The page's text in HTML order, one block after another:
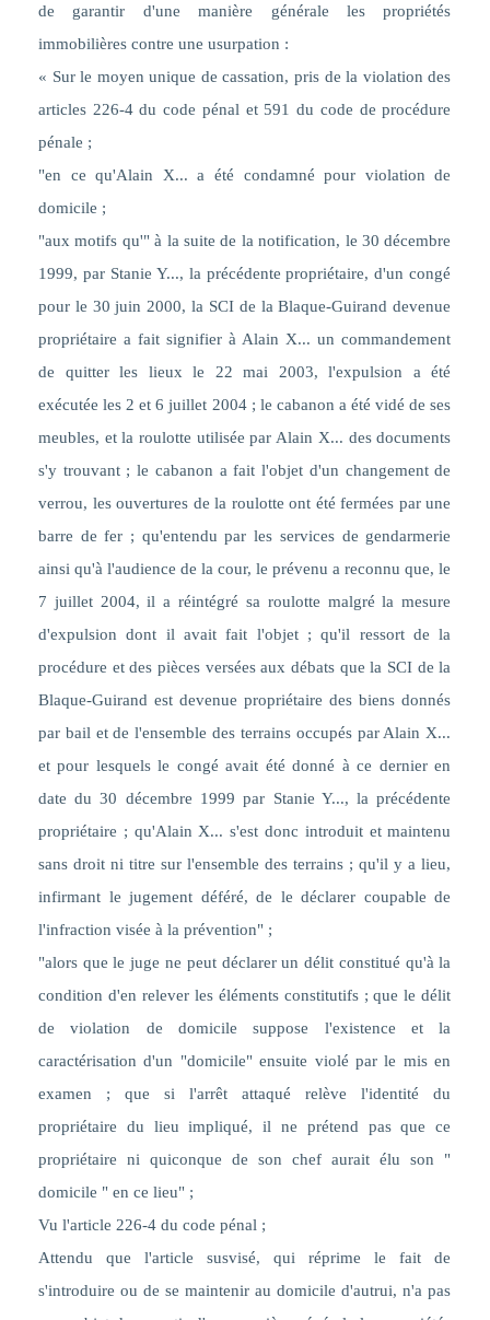
de garantir d'une manière générale les propriétés
immobilières contre une usurpation :
« Sur le moyen unique de cassation, pris de la violation des
articles 226-4 du code pénal et 591 du code de procédure
pénale ;
"en ce qu'Alain X... a été condamné pour violation de
domicile ;
"aux motifs qu'" à la suite de la notification, le 30 décembre
1999, par Stanie Y..., la précédente propriétaire, d'un congé
pour le 30 juin 2000, la SCI de la Blaque-Guirand devenue
propriétaire a fait signifier à Alain X... un commandement
de quitter les lieux le 22 mai 2003, l'expulsion a été
exécutée les 2 et 6 juillet 2004 ; le cabanon a été vidé de ses
meubles, et la roulotte utilisée par Alain X... des documents
s'y trouvant ; le cabanon a fait l'objet d'un changement de
verrou, les ouvertures de la roulotte ont été fermées par une
barre de fer ; qu'entendu par les services de gendarmerie
ainsi qu'à l'audience de la cour, le prévenu a reconnu que, le
7 juillet 2004, il a réintégré sa roulotte malgré la mesure
d'expulsion dont il avait fait l'objet ; qu'il ressort de la
procédure et des pièces versées aux débats que la SCI de la
Blaque-Guirand est devenue propriétaire des biens donnés
par bail et de l'ensemble des terrains occupés par Alain X...
et pour lesquels le congé avait été donné à ce dernier en
date du 30 décembre 1999 par Stanie Y..., la précédente
propriétaire ; qu'Alain X... s'est donc introduit et maintenu
sans droit ni titre sur l'ensemble des terrains ; qu'il y a lieu,
infirmant le jugement déféré, de le déclarer coupable de
l'infraction visée à la prévention" ;
"alors que le juge ne peut déclarer un délit constitué qu'à la
condition d'en relever les éléments constitutifs ; que le délit
de violation de domicile suppose l'existence et la
caractérisation d'un "domicile" ensuite violé par le mis en
examen ; que si l'arrêt attaqué relève l'identité du
propriétaire du lieu impliqué, il ne prétend pas que ce
propriétaire ni quiconque de son chef aurait élu son "
domicile " en ce lieu" ;
Vu l'article 226-4 du code pénal ;
Attendu que l'article susvisé, qui réprime le fait de
s'introduire ou de se maintenir au domicile d'autrui, n'a pas